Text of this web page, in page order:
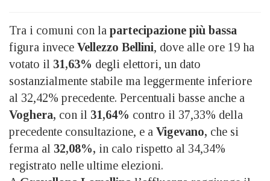
Tra i comuni con la partecipazione più bassa
figura invece Vellezzo Bellini, dove alle ore 19 ha
votato il 31,63% degli elettori, un dato
sostanzialmente stabile ma leggermente inferiore
al 32,42% precedente. Percentuali basse anche a
Voghera, con il 31,64% contro il 37,33% della
precedente consultazione, e a Vigevano, che si
ferma al 32,08%, in calo rispetto al 34,34%
registrato nelle ultime elezioni.